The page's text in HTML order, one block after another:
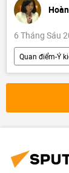
6 Tháng Sáu
Quan điểm-Ý
Thế giới
Trung Quốc